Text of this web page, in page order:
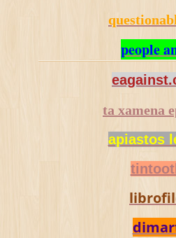
people
ta xamena
apiastos